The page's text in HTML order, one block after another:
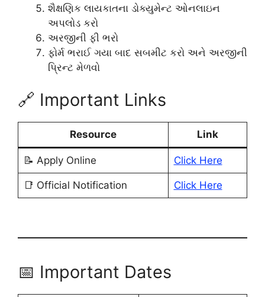
શૈક્ષણિક લાયકાતના ડોક્યુમેન્ટ ઓનલાઇન
અપલોડ કરો
અરજીની ફી ભરો
ફોર્મ ભરાઈ ગયા બાદ સબમીટ કરો અને અરજીની
પ્રિન્ટ મેળવો
🔗 Important Links
Resource Link
📝 Apply Online Click Here
📑 Official Notification Click Here
📅 Important Dates